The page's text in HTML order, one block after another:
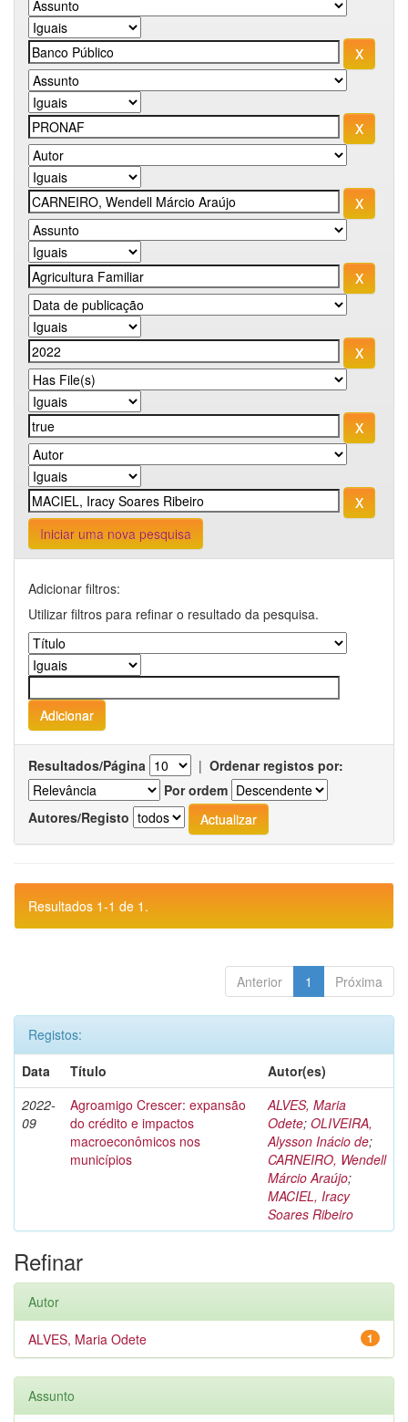
Iniciar uma nova pesquisa
Adicionar filtros:
Utilizar filtros para refinar o resultado da pesquisa.
Resultados/Página | Ordenar registos por:
Por ordem
Autores/Registo
Resultados 1-1 de 1.
Anterior 1 Próxima
Registos:
Data
Título
Autor(es)
2022-
09
Agroamigo Crescer: expansão
do crédito e impactos
macroeconômicos nos
municípios
ALVES, Maria
Odete; OLIVEIRA,
Alysson Inácio de;
CARNEIRO, Wendell
Márcio Araújo;
MACIEL, Iracy
Soares Ribeiro
Refinar
Autor
1
ALVES, Maria Odete
Assunto